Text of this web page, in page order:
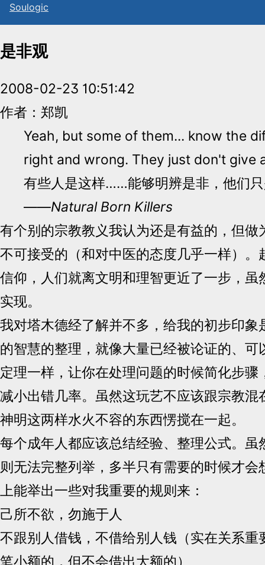
Soulogic
是非观
2008-02-23 10:51:42
作者：郑凯
Yeah, but some of them... know the
right and wrong. They just don't give
有些人是这样……能够明辨是非，他们
——Natural Born Killers
有个别的宗教教义我认为还是有益的，但做
不可接受的（和对中医的态度几乎一样）。
信仰，人们就离文明和理智更近了一步，虽
实现。
我对塔木德经了解并不多，给我的初步印象
的智慧的整理，就像大量已经被论证的、可
定理一样，让你在处理问题的时候简化步骤
减小出错几率。虽然这玩艺不应该跟宗教混
神明这两样水火不容的东西愣搅在一起。
每个成年人都应该总结经验、整理公式。虽
则无法完整列举，多半只有需要的时候才会
上能举出一些对我重要的规则来：
己所不欲，勿施于人
不跟别人借钱，不借给别人钱（实在关系重
笔小额的，但不会借出大额的）